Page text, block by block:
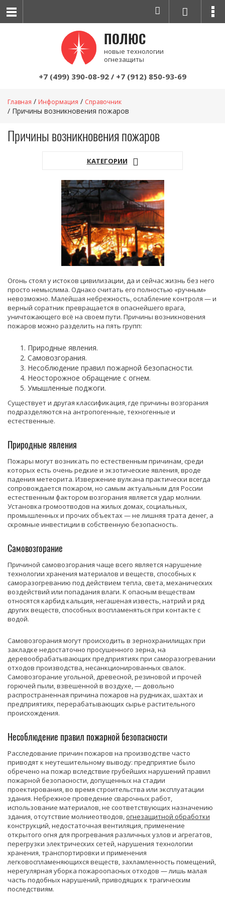
ПОЛЮС
новые технологии
огнезащиты
+7 (499) 390-08-92 / +7 (912) 850-93-69
Главная Информация Справочник
Причины возникновения пожаров
Причины возникновения пожаров
КАТЕГОРИИ
Огонь стоял у истоков цивилизации, да и сейчас жизнь без него
просто немыслима. Однако считать его полностью «ручным»
невозможно. Малейшая небрежность, ослабление контроля — и
верный соратник превращается в опаснейшего врага,
уничтожающего всё на своем пути. Причины возникновения
пожаров можно разделить на пять групп:
Природные явления.
Самовозгорания.
Несоблюдение правил пожарной безопасности.
Неосторожное обращение с огнем.
Умышленные поджоги.
Существует и другая классификация, где причины возгорания
подразделяются на антропогенные, техногенные и
естественные.
Природные явления
Пожары могут возникать по естественным причинам, среди
которых есть очень редкие и экзотические явления, вроде
падения метеорита. Извержение вулкана практически всегда
сопровождается пожаром, но самым актуальным для России
естественным фактором возгорания является удар молнии.
Установка громоотводов на жилых домах, социальных,
промышленных и прочих объектах — не лишняя трата денег, а
скромные инвестиции в собственную безопасность.
Самовозгорание
Причиной самовозгорания чаще всего является нарушение
технологии хранения материалов и веществ, способных к
саморазогреванию под действием тепла, света, механических
воздействий или попадания влаги. К опасным веществам
относятся карбид кальция, негашеная известь, натрий и ряд
других веществ, способных воспламеняться при контакте с
водой.
Самовозгорания могут происходить в зернохранилищах при
закладке недостаточно просушенного зерна, на
деревообрабатывающих предприятиях при саморазогревании
отходов производства, несанкционированных свалок.
Самовозгорание угольной, древесной, резиновой и прочей
горючей пыли, взвешенной в воздухе, — довольно
распространенная причина пожаров на рудниках, шахтах и
предприятиях, перерабатывающих сырье растительного
происхождения.
Несоблюдение правил пожарной безопасности
Расследование причин пожаров на производстве часто
приводят к неутешительному выводу: предприятие было
обречено на пожар вследствие грубейших нарушений правил
пожарной безопасности, допущенных на стадии
проектирования, во время строительства или эксплуатации
здания. Небрежное проведение сварочных работ,
использование материалов, не соответствующих назначению
здания, отсутствие молниеотводов, огнезащитной обработки
конструкций, недостаточная вентиляция, применение
открытого огня для прогревания различных узлов и агрегатов,
перегрузки электрических сетей, нарушения технологии
хранения, транспортировки и применения
легковоспламеняющихся веществ, захламленность помещений,
нерегулярная уборка пожароопасных отходов — лишь малая
часть подобных нарушений, приводящих к трагическим
последствиям.